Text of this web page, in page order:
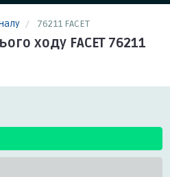
76211 FACET
ходу FACET 76211